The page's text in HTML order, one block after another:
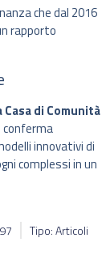
che dal 2016
rapporto
di Comunità
innovativi di
complessi in un
Tipo: Articoli